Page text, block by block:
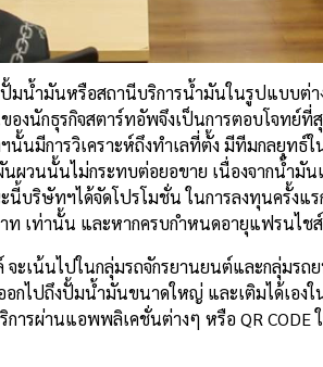
ปั้มน้ำมันหรือสถานีบริการน้ำมันในรูปแบบ
องนักธุรกิจสตาร์ทอัพจึงเป็นการตอบโจท
มีการวิเคราะห์ถึงทำเลที่ตั้ง มีทีมกลยุทธ์ใ
ผวนนั้นไม่กระทบต่อยอขาย เนื่องจากน้ำมั
บริษัทฯได้จัดโปรโมชั่น ในการลงทุนครั้งแ
ท เท่านั้น และหากครบกำหนดอายุแฟรนไช
เน้นไปในกลุ่มรถจักรยานยนต์และกลุ่มรถ
กไปถึงปั้มน้ำมันขนาดใหญ่ และเติมได้เองใ
ารผ่านแอพพลิเคชั่นต่างๆ หรือ QR CODE